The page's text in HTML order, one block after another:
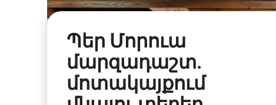
Պեր Մորուա
մարզադաշտ․
մոտակայքում